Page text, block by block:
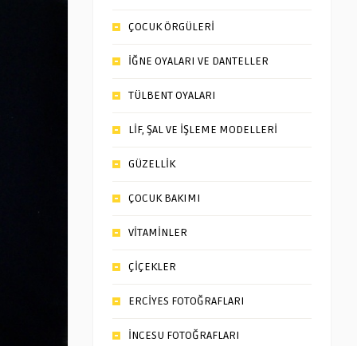
ÇOCUK ÖRGÜLERİ
İĞNE OYALARI VE DANTELLER
TÜLBENT OYALARI
LİF, ŞAL VE İŞLEME MODELLERİ
GÜZELLİK
ÇOCUK BAKIMI
VİTAMİNLER
ÇİÇEKLER
ERCİYES FOTOĞRAFLARI
İNCESU FOTOĞRAFLARI